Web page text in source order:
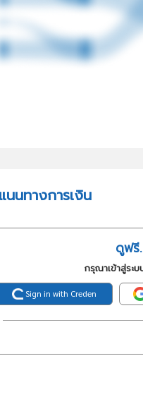
นนทางการเงิน
ดูฟรี
กรุณาเข้าสู่ระ
Sign in with Creden